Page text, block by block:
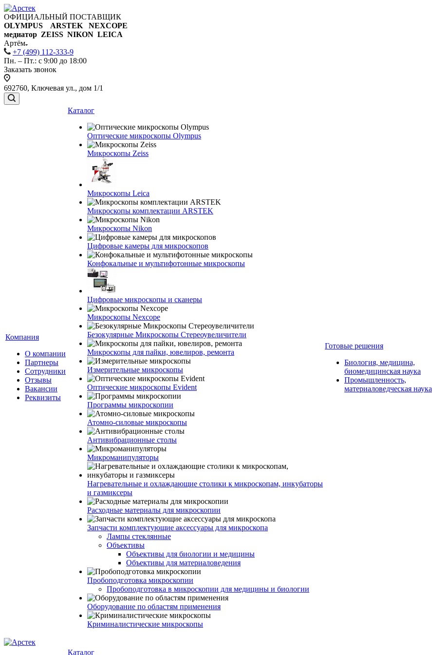
ОФИЦИАЛЬНЫЙ ПОСТАВЩИК
OLYMPUS ARSTEK NEXCOPE
медиатор ZEISS NIKON LEICA
Артём
+7 (499) 112-333-9
Пн. – Пт.: с 9:00 до 18:00
Заказать звонок
692760, Ключевая ул., дом 1/1
Компания
О компании
Партнеры
Сотрудники
Отзывы
Вакансии
Реквизиты
Каталог
Оптические микроскопы Olympus
Микроскопы Zeiss
Микроскопы Leica
Микроскопы комплектации ARSTEK
Микроскопы Nikon
Цифровые камеры для микроскопов
Конфокальные и мультифотонные микроскопы
Цифровые микроскопы и сканеры
Микроскопы Nexcope
Безокулярные Микроскопы Стереоувеличители
Микроскопы для пайки, ювелиров, ремонта
Измерительные микроскопы
Оптические микроскопы Evident
Программы микроскопии
Атомно-силовые микроскопы
Антивибрационные столы
Микроманипуляторы
Нагревательные и охлаждающие столики к микроскопам, инкубаторы
и газмиксеры
Расходные материалы для микроскопии
Запчасти комплектующие аксессуары для микроскопа
Лампы стеклянные
Объективы
Объективы для биологии и медицины
Объективы для материаловедения
Пробоподготовка микроскопии
Пробоподготовка в микроскопии для медицины и биологии
Оборудование по областям применения
Криминалистические микроскопы
Готовые решения
Биология, медицина,
биомедицинская наука
Промышленность,
материаловедческая наука
Каталог